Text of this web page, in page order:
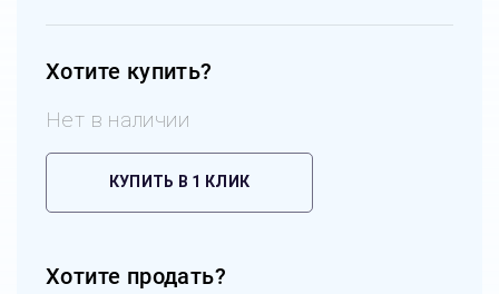
Хотите купить?
Нет в наличии
КУПИТЬ В 1 КЛИК
Хотите продать?